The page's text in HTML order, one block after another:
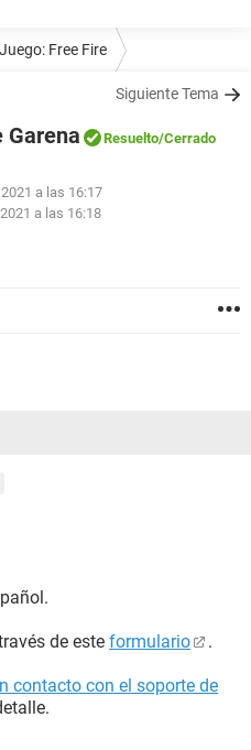
Juego: Free Fire
Siguiente Tema
Garena Resuelto/Cerrado
a las 16:17
a las 16:18
de este formulario .
contacto con el soporte de